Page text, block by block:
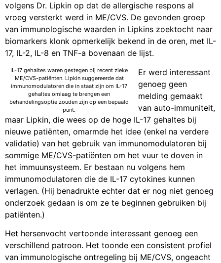
volgens Dr. Lipkin op dat de allergische respons al
vroeg versterkt werd in ME/CVS. De gevonden groep
van immunologische waarden in Lipkins zoektocht naar
biomarkers klonk opmerkelijk bekend in de oren, met IL-
17, IL-2, IL-8 en TNF-a bovenaan de lijst.
IL-17 gehaltes waren gestegen bij recent zieke
ME/CVS-patiënten. Lipkin suggereerde dat
immunomodulatoren die in staat zijn om IL-17
gehaltes omlaag te brengen een
behandelingsoptie zouden zijn op een bepaald
punt.
Er werd interessant
genoeg geen
melding gemaakt
van auto-immuniteit,
maar Lipkin, die wees op de hoge IL-17 gehaltes bij
nieuwe patiënten, omarmde het idee (enkel na verdere
validatie) van het gebruik van immunomodulatoren bij
sommige ME/CVS-patiënten om het vuur te doven in
het immuunsysteem. Er bestaan nu volgens hem
immunomodulatoren die de IL-17 cytokines kunnen
verlagen. (Hij benadrukte echter dat er nog niet genoeg
onderzoek gedaan is om ze te beginnen gebruiken bij
patiënten.)
Het hersenvocht vertoonde interessant genoeg een
verschillend patroon. Het toonde een consistent profiel
van immunologische ontregeling bij ME/CVS, ongeacht